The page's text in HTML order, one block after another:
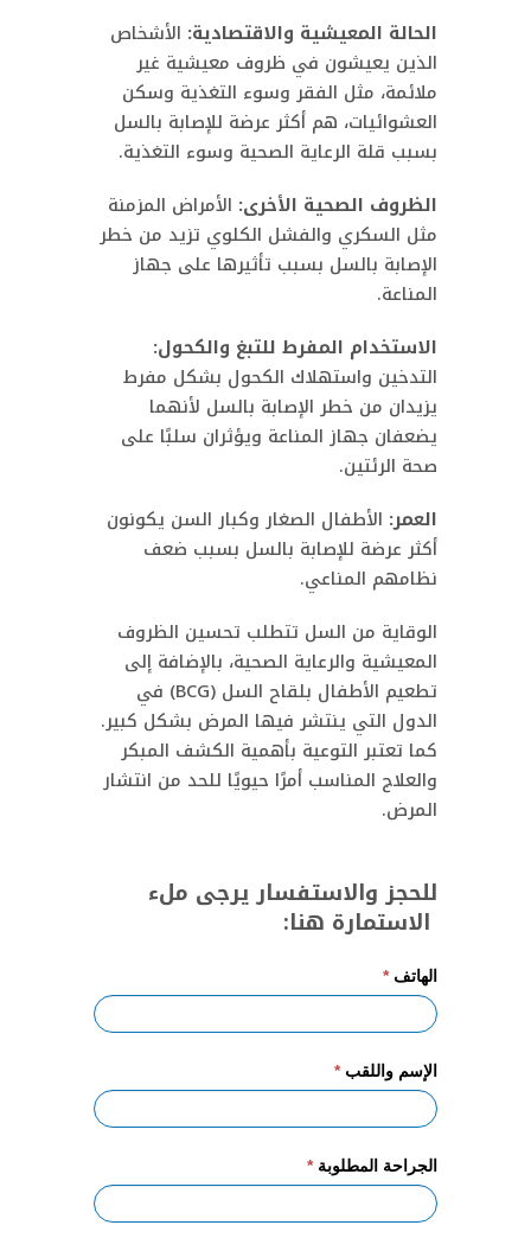
الحالة المعيشية والاقتصادية: الأشخاص
الذين يعيشون في ظروف معيشية غير
ملائمة، مثل الفقر وسوء التغذية وسكن
العشوائيات، هم أكثر عرضة للإصابة بالسل
بسبب قلة الرعاية الصحية وسوء التغذية.
الظروف الصحية الأخرى: الأمراض المزمنة
مثل السكري والفشل الكلوي تزيد من خطر
الإصابة بالسل بسبب تأثيرها على جهاز
المناعة.
الاستخدام المفرط للتبغ والكحول:
التدخين واستهلاك الكحول بشكل مفرط
يزيدان من خطر الإصابة بالسل لأنهما
يضعفان جهاز المناعة ويؤثران سلبًا على
صحة الرئتين.
العمر: الأطفال الصغار وكبار السن يكونون
أكثر عرضة للإصابة بالسل بسبب ضعف
نظامهم المناعي.
الوقاية من السل تتطلب تحسين الظروف
المعيشية والرعاية الصحية، بالإضافة إلى
تطعيم الأطفال بلقاح السل (BCG) في
الدول التي ينتشر فيها المرض بشكل كبير.
كما تعتبر التوعية بأهمية الكشف المبكر
والعلاج المناسب أمرًا حيويًا للحد من انتشار
المرض.
للحجز والاستفسار يرجى ملء
الاستمارة هنا:
Devis
Express
الهاتف*
الإسم واللقب*
الجراحة المطلوبة*